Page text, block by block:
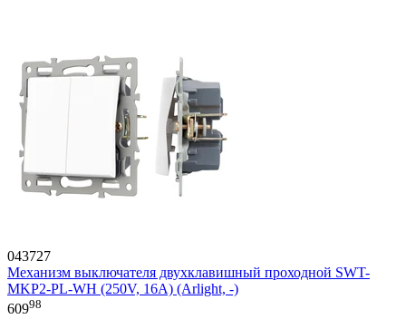
043727
Механизм выключателя двухклавишный проходной SWT-
MKP2-PL-WH (250V, 16A) (Arlight, -)
60998